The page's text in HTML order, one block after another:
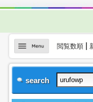
閲覧数順|
search